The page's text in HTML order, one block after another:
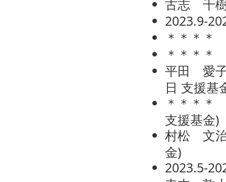
古志 千
2023.9-
＊＊＊＊
＊＊＊＊
平田 愛
日 支援基
＊＊＊＊
支援基金)
村松 文
金)
2023.5-